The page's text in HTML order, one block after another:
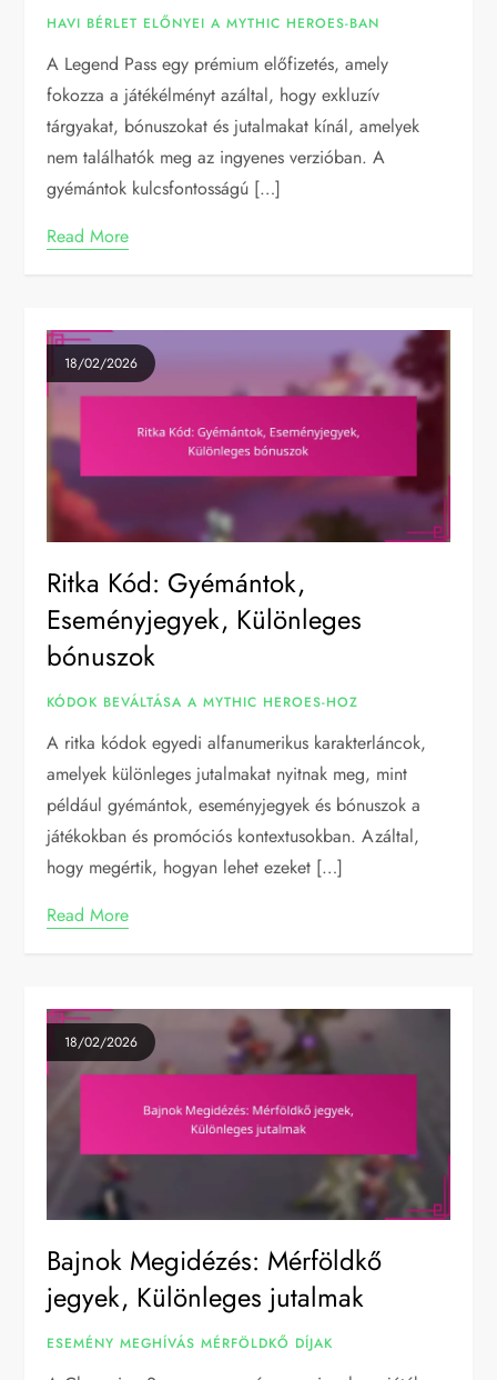
HAVI BÉRLET ELŐNYEI A MYTHIC HEROES-BAN
A Legend Pass egy prémium előfizetés, amely
fokozza a játékélményt azáltal, hogy exkluzív
tárgyakat, bónuszokat és jutalmakat kínál, amelyek
nem találhatók meg az ingyenes verzióban. A
gyémántok kulcsfontosságú […]
Read More
18/02/2026
Ritka Kód: Gyémántok,
Eseményjegyek, Különleges
bónuszok
KÓDOK BEVÁLTÁSA A MYTHIC HEROES-HOZ
A ritka kódok egyedi alfanumerikus karakterláncok,
amelyek különleges jutalmakat nyitnak meg, mint
például gyémántok, eseményjegyek és bónuszok a
játékokban és promóciós kontextusokban. Azáltal,
hogy megértik, hogyan lehet ezeket […]
Read More
18/02/2026
Bajnok Megidézés: Mérföldkő
jegyek, Különleges jutalmak
ESEMÉNY MEGHÍVÁS MÉRFÖLDKŐ DÍJAK